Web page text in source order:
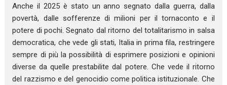
Anche il 2025 è stato un anno segnato dalla guerra, dalla
povertà, dalle sofferenze di milioni per il tornaconto e il
potere di pochi. Segnato dal ritorno del totalitarismo in salsa
democratica, che vede gli stati, Italia in prima fila, restringere
sempre di più la possibilità di esprimere posizioni e opinioni
diverse da quelle prestabilite dal potere. Che vede il ritorno
del razzismo e del genocidio come politica istituzionale. Che